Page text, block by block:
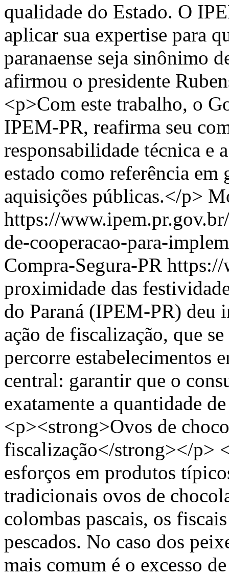
qualidade do Estado. O
aplicar sua expertise para
paranaense seja sinônimo
afirmou o presidente
<p>Com este trabalho, o
IPEM-PR, reafirma seu
responsabilidade técnica e
estado como referência em
aquisições públicas.</p>
https://
de-cooperacao-para-
Compra-Segura-PR
proximidade das
do Paraná (IPEM-PR) deu
ação de fiscalização, que
percorre estabelecimentos
central: garantir que o
exatamente a quantidade
<p><strong>Ovos de
fiscalização</strong></p>
esforços em produtos
tradicionais ovos de
colombas pascais, os
pescados. No caso dos
mais comum é o excesso